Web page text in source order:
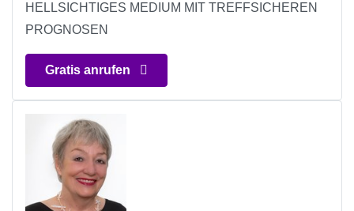
HELLSICHTIGES MEDIUM MIT TREFFSICHEREN
PROGNOSEN
Gratis anrufen